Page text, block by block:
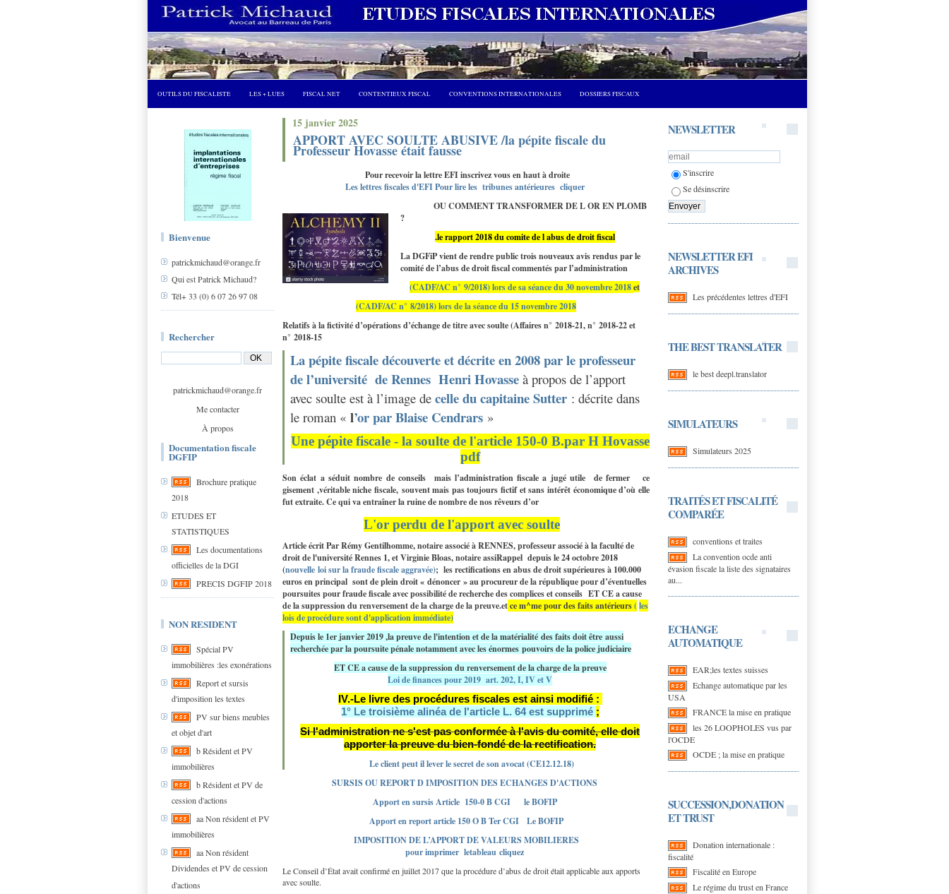
OUTILS DU FISCALISTE LES + LUES FISCAL NET CONTENTIEUX FISCAL CONVENTIONS INTERNATIONALES DOSSIERS FISCAUX
Bienvenue
patrickmichaud@orange.fr
Qui est Patrick Michaud?
Tél+ 33 (0) 6 07 26 97 08
Rechercher
patrickmichaud@orange.fr
Me contacter
À propos
Documentation fiscale
DGFIP
Brochure pratique
2018
ETUDES ET
STATISTIQUES
Les documentations
officielles de la DGI
PRECIS DGFIP 2018
NON RESIDENT
Spécial PV
immobilières :les exonérations
Report et sursis
d'imposition les textes
PV sur biens meubles
et objet d'art
b Résident et PV
immobilières
b Résident et PV de
cession d'actions
aa Non résident et PV
immobilières
aa Non résident
Dividendes et PV de cession
d'actions
NEWSLETTER
S'inscrire
Se désinscrire
NEWSLETTER EFI
ARCHIVES
Les précédentes lettres d'EFI
THE BEST TRANSLATER
le best deepl.translator
SIMULATEURS
Simulateurs 2025
TRAITÉS ET FISCALITÉ
COMPARÉE
conventions et traites
La convention ocde anti
évasion fiscale la liste des signataires
au...
ECHANGE
AUTOMATIQUE
EAR;les textes suisses
Echange automatique par les
USA
FRANCE la mise en pratique
les 26 LOOPHOLES vus par
l'OCDE
OCDE ; la mise en pratique
SUCCESSION,DONATION
ET TRUST
Donation internationale :
fiscalité
Fiscalité en Europe
Le régime du trust en France
15 janvier 2025
APPORT AVEC SOULTE ABUSIVE /la pépite fiscale du
Professeur Hovasse était fausse
Pour recevoir la lettre EFI inscrivez vous en haut à droite
Les lettres fiscales d'EFI Pour lire les tribunes antérieures cliquer
OU COMMENT TRANSFORMER DE L OR EN PLOMB
?
.le rapport 2018 du comite de l abus de droit fiscal
La DGFiP vient de rendre public trois nouveaux avis rendus par le
comité de l’abus de droit fiscal commentés par l’administration
(CADF/AC n° 9/2018) lors de sa séance du 30 novembre 2018et
(CADF/AC n° 8/2018) lors de la séance du 15 novembre 2018
Relatifs à la fictivité d’opérations d’échange de titre avec soulte (Affaires n° 2018-21, n° 2018-22 et
n° 2018-15
La pépite fiscale découverte et décrite en 2008 par le professeur
de l’université de Rennes Henri Hovasse à propos de l’apport
avec soulte est à l’image de celle du capitaine Sutter : décrite dans
le roman « l’or par Blaise Cendrars »
Une pépite fiscale - la soulte de l'article 150-0 B.par H Hovasse
pdf
Son éclat a séduit nombre de conseils mais l’administration fiscale a jugé utile de fermer ce
gisement ,véritable niche fiscale, souvent mais pas toujours fictif et sans intérêt économique d’où elle
fut extraite. Ce qui va entraîner la ruine de nombre de nos rêveurs d’or
L'or perdu de l'apport avec soulte
Article écrit Par Rémy Gentilhomme, notaire associé à RENNES, professeur associé à la faculté de
droit de l'université Rennes 1, et Virginie Bloas, notaire assiRappel depuis le 24 octobre 2018
(nouvelle loi sur la fraude fiscale aggravée); les rectifications en abus de droit supérieures à 100.000
euros en principal sont de plein droit « dénoncer » au procureur de la république pour d’éventuelles
poursuites pour fraude fiscale avec possibilité de recherche des complices et conseils ET CE a cause
de la suppression du renversement de la charge de la preuve.etce m^me pour des faits antérieurs(les
lois de procédure sont d'application immédiate)
Depuis le 1er janvier 2019 ,la preuve de l'intention et de la matérialité des faits doit être aussi
recherchée par la poursuite pénale notamment avec les énormes pouvoirs de la police judiciaire
ET CE a cause de la suppression du renversement de la charge de la preuve
Loi de finances pour 2019 art. 202, I, IV et V
IV.-Le livre des procédures fiscales est ainsi modifié :
1° Le troisième alinéa de l'article L. 64 est supprimé ;
Si l'administration ne s'est pas conformée à l'avis du comité, elle doit
apporter la preuve du bien-fondé de la rectification.
Le client peut il lever le secret de son avocat (CE12.12.18)
SURSIS OU REPORT D IMPOSITION DES ECHANGES D'ACTIONS
Apport en sursis Article 150-0 B CGI
le BOFIP
Apport en report article 150 O B Ter CGI
Le BOFIP
IMPOSITION DE L’APPORT DE VALEURS MOBILIERES
pour imprimer letableau cliquez
Le Conseil d’État avait confirmé en juillet 2017 que la procédure d’abus de droit était applicable aux apports
avec soulte.